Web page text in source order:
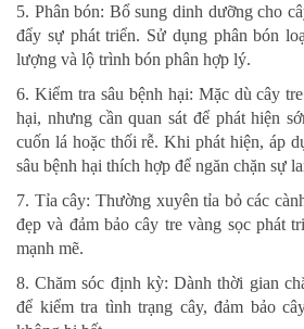
5. Phân bón: Bổ sung dinh dưỡng cho
đẩy sự phát triển. Sử dụng phân bón
lượng và lộ trình bón phân hợp lý.
6. Kiểm tra sâu bệnh hại: Mặc dù cây
hại, nhưng cần quan sát để phát hiện
cuốn lá hoặc thối rễ. Khi phát hiện, áp
sâu bệnh hại thích hợp để ngăn chặn sự
7. Tỉa cây: Thường xuyên tỉa bỏ các
đẹp và đảm bảo cây tre vàng sọc phát
mạnh mẽ.
8. Chăm sóc định kỳ: Dành thời gian
để kiểm tra tình trạng cây, đảm bảo